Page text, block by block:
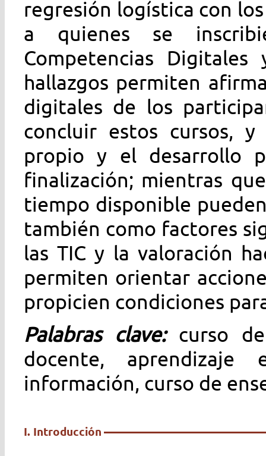
regresión logística con
a quienes se
Competencias
hallazgos permiten
digitales de los
concluir estos cursos,
propio y el desarrollo
finalización; mientras
tiempo disponible
también como factores
las TIC y la valoración
permiten orientar
propicien condiciones
Palabras clave: curso
docente,
información, curso de
I. Introducción